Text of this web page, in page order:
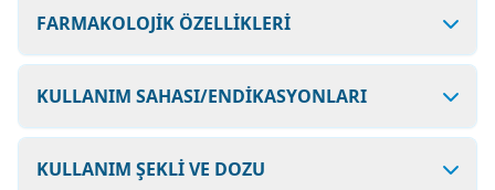
FARMAKOLOJİK ÖZELLİKLERİ
KULLANIM SAHASI/ENDİKASYONLARI
KULLANIM ŞEKLİ VE DOZU